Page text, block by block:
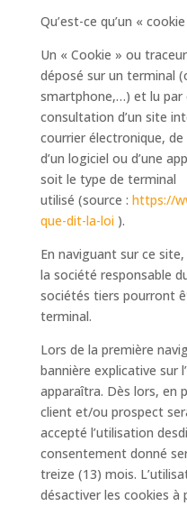
Qu’est-ce qu’un «
Un « Cookie » ou
déposé sur un terminal
smartphone,…) et lu par
consultation d’un site
courrier électronique, de
d’un logiciel ou d’une
soit le type de terminal
utilisé (source : https://
que-dit-la-loi).
En naviguant sur ce
la société responsable
sociétés tiers pourront
terminal.
Lors de la première
bannière explicative sur
apparaîtra. Dès lors, en
client et/ou prospect
accepté l’utilisation
consentement donné
treize (13) mois.
désactiver les cookies à